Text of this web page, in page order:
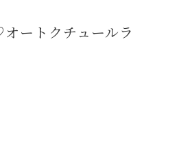
ートクチュールラ